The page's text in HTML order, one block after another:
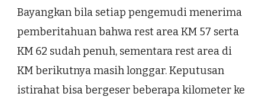
Bayangkan bila setiap pengemudi menerima
pemberitahuan bahwa rest area KM 57 serta
KM 62 sudah penuh, sementara rest area di
KM berikutnya masih longgar. Keputusan
istirahat bisa bergeser beberapa kilometer ke